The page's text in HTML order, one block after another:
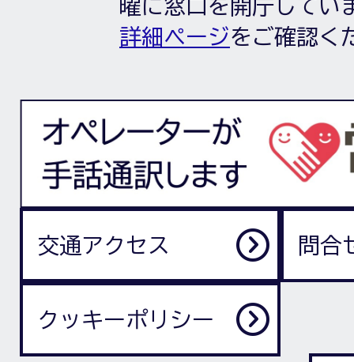
曜に窓口を開庁してい
詳細ページをご確認く
交通アクセス 問合
クッキーポリシー